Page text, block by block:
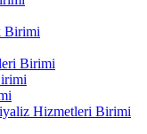
Birimi
Birimi
Hizmetleri Birimi